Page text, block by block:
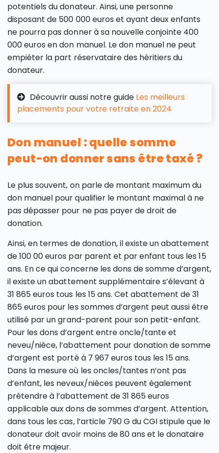
potentiels du donateur. Ainsi, une personne
disposant de 500 000 euros et ayant deux enfants
ne pourra pas donner à sa nouvelle conjointe 400
000 euros en don manuel. Le don manuel ne peut
empiéter la part réservataire des héritiers du
donateur.
Découvrir aussi notre guide Les meilleurs
placements pour votre retraite en 2024
Don manuel : quelle somme
peut-on donner sans être taxé ?
Le plus souvent, on parle de montant maximum du
don manuel pour qualifier le montant maximal à ne
pas dépasser pour ne pas payer de droit de
donation.
Ainsi, en termes de donation, il existe un abattement
de 100 00 euros par parent et par enfant tous les 15
ans. En ce qui concerne les dons de somme d’argent,
il existe un abattement supplémentaire s’élevant à
31 865 euros tous les 15 ans. Cet abattement de 31
865 euros pour les sommes d’argent peut aussi être
utilisé par un grand-parent pour son petit-enfant.
Pour les dons d’argent entre oncle/tante et
neveu/nièce, l’abattement pour donation de somme
d’argent est porté à 7 967 euros tous les 15 ans.
Dans la mesure où les oncles/tantes n’ont pas
d’enfant, les neveux/nièces peuvent également
prétendre à l’abattement de 31 865 euros
applicable aux dons de sommes d’argent. Attention,
dans tous les cas, l’article 790 G du CGI stipule que le
donateur doit avoir moins de 80 ans et le donataire
doit être majeur.